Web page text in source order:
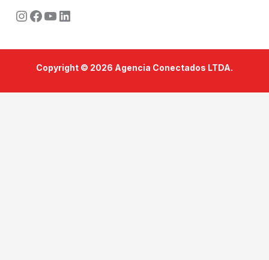
Instagram
Facebook
Youtube
LinkedIn
Copyright © 2026 Agencia Conectados LTDA.